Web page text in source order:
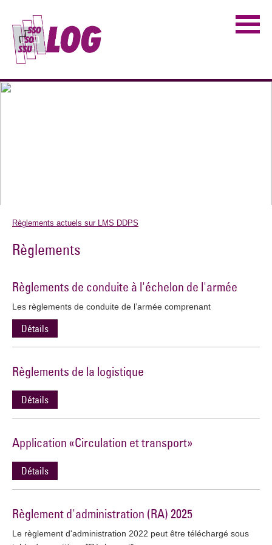
Règlements actuels sur LMS DDPS
Règlements
Règlements de conduite à l'échelon de l'armée
Les règlements de conduite de l’armée comprenant
Détails
Règlements de la logistique
Détails
Application «Circulation et transport»
Détails
Règlement d'administration (RA) 2025
Le règlement d'administration 2022 peut être téléchargé sous